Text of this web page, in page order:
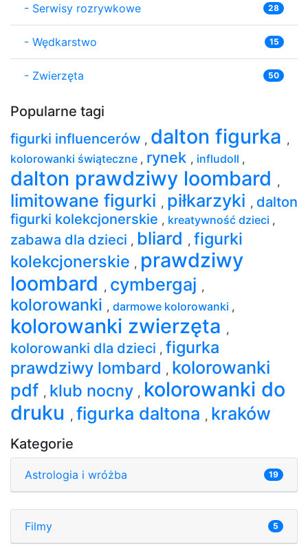
- Serwisy rozrywkowe 28
- Wędkarstwo 15
- Zwierzęta 50
Popularne tagi
figurki influencerów , dalton figurka ,
kolorowanki świąteczne , rynek , infludoll ,
dalton prawdziwy loombard ,
limitowane figurki , piłkarzyki , dalton
figurki kolekcjonerskie , kreatywność dzieci ,
zabawa dla dzieci , bliard , figurki
kolekcjonerskie , prawdziwy
loombard , cymbergaj ,
kolorowanki , darmowe kolorowanki ,
kolorowanki zwierzęta ,
kolorowanki dla dzieci , figurka
prawdziwy lombard , kolorowanki
pdf , klub nocny , kolorowanki do
druku , figurka daltona , kraków
Kategorie
Astrologia i wróżba 19
Filmy 5